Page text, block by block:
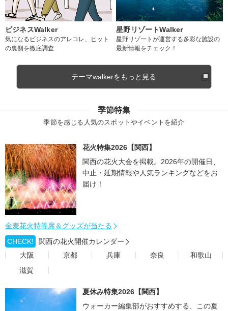
ビジネスWalker
気になるビジネスのアレコレ、ヒット
の裏側を徹底調査
星野リゾートWalker
星野リゾートが運営する多彩な施設の
最新情報をチェック！
テーマwalkerをもっと見る
季節特集
季節を感じる人気のスポットやイベントを紹介
花火特集2026【関西】
関西の花火大会を掲載。2026年の開催日、
中止・延期情報や人気ランキングなどをお
届け！
金麦花火特等席＆グッズが当たる
CHECK!
関西の花火開催カレンダー
大阪
京都 兵庫 奈良
和歌山
滋賀
夏休み特集2026【関西】
ウォーカー編集部がおすすめする、この夏